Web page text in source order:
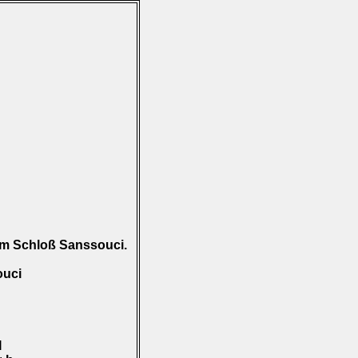
Schloß Sanssouci.